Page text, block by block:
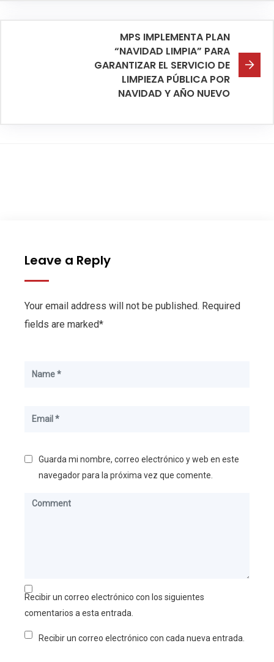
MPS IMPLEMENTA PLAN
“NAVIDAD LIMPIA” PARA
GARANTIZAR EL SERVICIO DE
LIMPIEZA PÚBLICA POR
NAVIDAD Y AÑO NUEVO
Leave a Reply
Your email address will not be published. Required
fields are marked*
Guarda mi nombre, correo electrónico y web en este
navegador para la próxima vez que comente.
Recibir un correo electrónico con los siguientes
comentarios a esta entrada.
Recibir un correo electrónico con cada nueva entrada.